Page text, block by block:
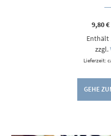
9,80€
Enthält
zzgl.
Lieferzeit:
GEHE